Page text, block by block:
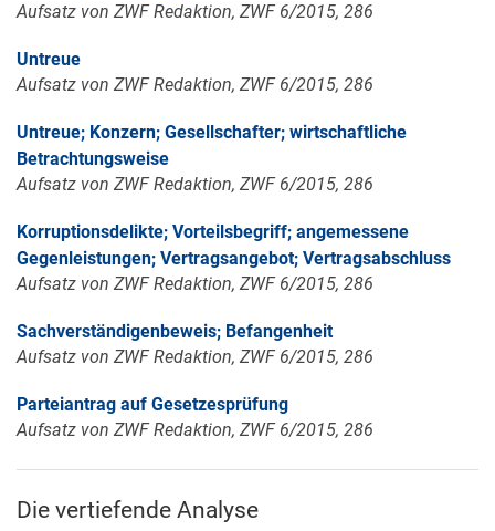
Aufsatz von ZWF Redaktion, ZWF 6/2015, 286
Untreue
Aufsatz von ZWF Redaktion, ZWF 6/2015, 286
Untreue; Konzern; Gesellschafter; wirtschaftliche
Betrachtungsweise
Aufsatz von ZWF Redaktion, ZWF 6/2015, 286
Korruptionsdelikte; Vorteilsbegriff; angemessene
Gegenleistungen; Vertragsangebot; Vertragsabschluss
Aufsatz von ZWF Redaktion, ZWF 6/2015, 286
Sachverständigenbeweis; Befangenheit
Aufsatz von ZWF Redaktion, ZWF 6/2015, 286
Parteiantrag auf Gesetzesprüfung
Aufsatz von ZWF Redaktion, ZWF 6/2015, 286
Die vertiefende Analyse